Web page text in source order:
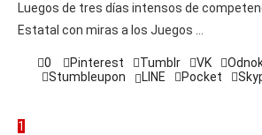
Luegos de tres días intensos de
Estatal con miras a los Juegos …
0 Pinterest Tumblr VK
Stumbleupon
LINE Pocket
1